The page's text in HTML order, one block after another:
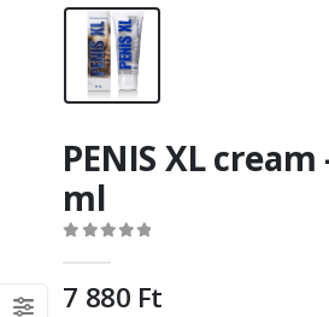
PENIS XL cream
ml
7 880 Ft